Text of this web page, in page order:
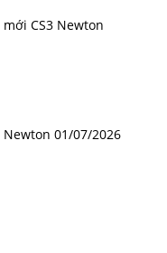
CS3 Newton
01/07/2026